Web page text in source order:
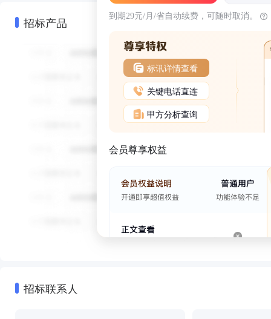
招标产品 到期29元/月/省自动续费，可随时取消。
标讯详情查看
关键电话直连
甲方分析查询
会员尊享权益
招标联系人